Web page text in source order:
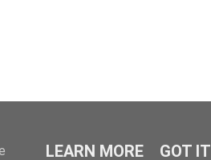
LEARN MORE GOT IT